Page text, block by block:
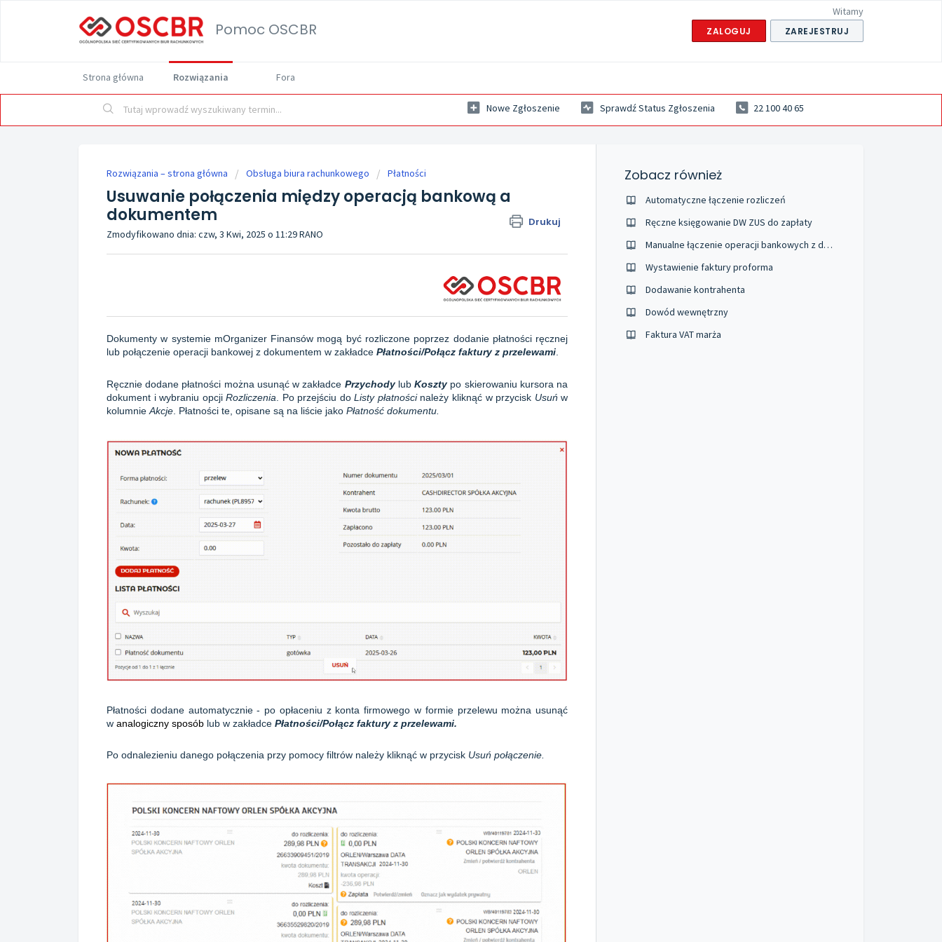
Pomoc OSCBR
Witamy
ZALOGUJ ZAREJESTRUJ
Strona główna Rozwiązania Fora
Nowe Zgłoszenie Sprawdź Status Zgłoszenia 22 100 40 65
Rozwiązania – strona główna Obsługa biura rachunkowego Płatności
Usuwanie połączenia między operacją bankową a
dokumentem
Drukuj
Zmodyfikowano dnia: czw, 3 Kwi, 2025 o 11:29 RANO
Dokumenty w systemie mOrganizer Finansów mogą być rozliczone poprzez dodanie płatności ręcznej
lub połączenie operacji bankowej z dokumentem w zakładce Płatności/Połącz faktury z przelewami
Ręcznie dodane płatności można usunąć w zakładce Przychody lubKosztypo skierowaniu kursora na
dokument i wybraniu opcjiRozliczenia Po przejściu doListy płatności należy kliknąć w przycisk Usuńw
kolumnie Akcje . Płatności te, opisane są na liście jako Płatność dokumentu.
Płatności dodane automatycznie - po opłaceniu z konta firmowego w formie przelewu można usunąć
w analogiczny sposób lub w zakładce Płatności/Połącz faktury z przelewami.
Po odnalezieniu danego połączenia przy pomocy filtrów należy kliknąć w przycisk Usuń połączenie.
Zobacz również
Automatyczne łączenie rozliczeń
Ręczne księgowanie DW ZUS do zapłaty
Manualne łączenie operacji bankowych z dokumentami
Wystawienie faktury proforma
Dodawanie kontrahenta
Dowód wewnętrzny
Faktura VAT marża